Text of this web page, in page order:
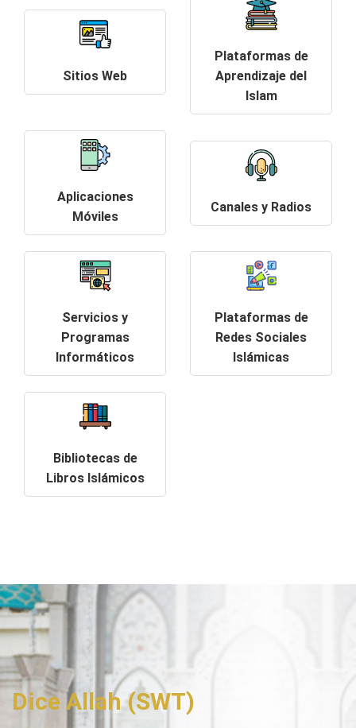
Sitios Web
Plataformas de
Aprendizaje del
Islam
Aplicaciones
Móviles
Canales y Radios
Servicios y
Programas
Informáticos
Plataformas de
Redes Sociales
Islámicas
Bibliotecas de
Libros Islámicos
Dice Allah (SWT)